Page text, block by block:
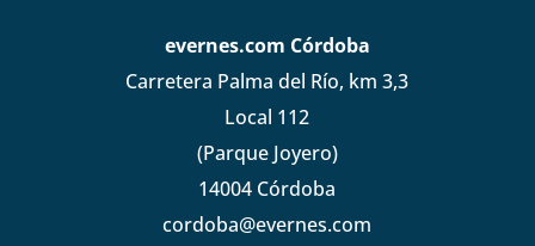
evernes.com Córdoba
Carretera Palma del Río, km 3,3
Local 112
(Parque Joyero)
14004 Córdoba
cordoba@evernes.com